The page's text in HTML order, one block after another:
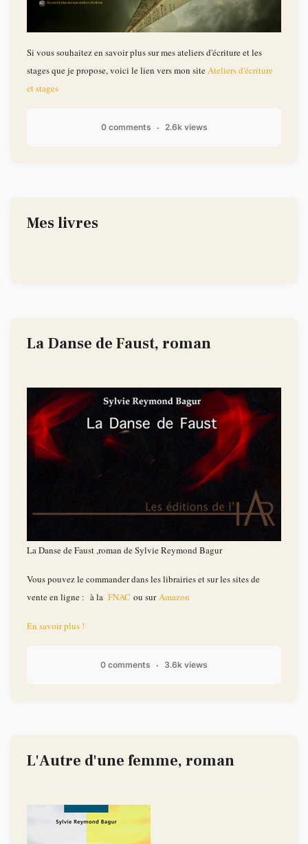
Si vous souhaitez en savoir plus sur mes ateliers d'écriture et les
stages que je propose, voici le lien vers mon siteAteliers d'écriture
et stages
0 comments 2.6k views
Mes livres
La Danse de Faust, roman
La Danse de Faust ,roman de Sylvie Reymond Bagur
Vous pouvez le commander dans les librairies et sur les sites de
vente en ligne : à la FNAC ou surAmazon
En savoir plus !
0 comments 3.6k views
L'Autre d'une femme, roman